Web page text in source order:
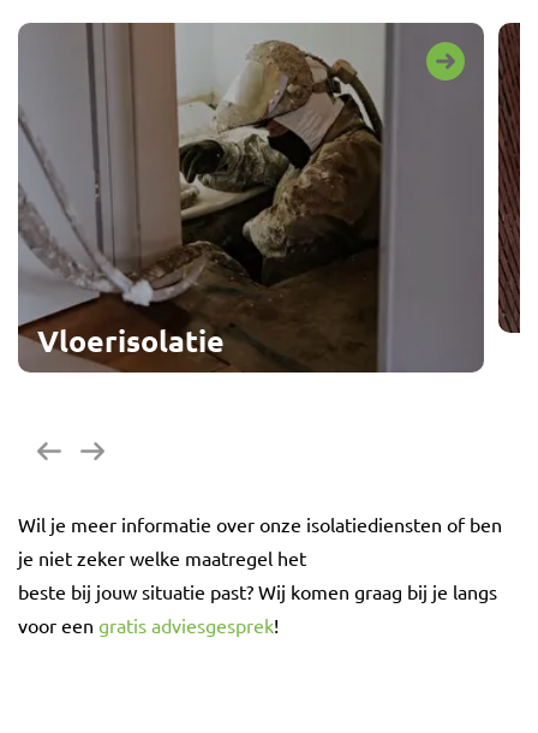
Vloerisolatie
Wil je meer informatie over onze isolatiediensten of ben
je niet zeker welke maatregel het
beste bij jouw situatie past? Wij komen graag bij je langs
voor een gratis adviesgesprek!